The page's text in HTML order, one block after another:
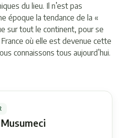
du lieu. Il n’est pas
époque la tendance de la «
sur tout le continent, pour se
où elle est devenue cette
connaissons tous aujourd’hui.